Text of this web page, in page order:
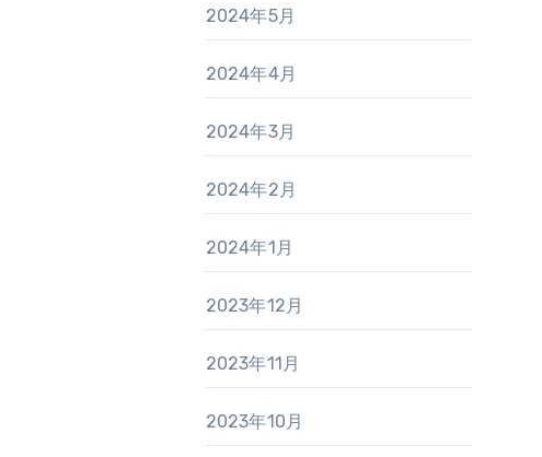
2024年5月
2024年4月
2024年3月
2024年2月
2024年1月
2023年12月
2023年11月
2023年10月